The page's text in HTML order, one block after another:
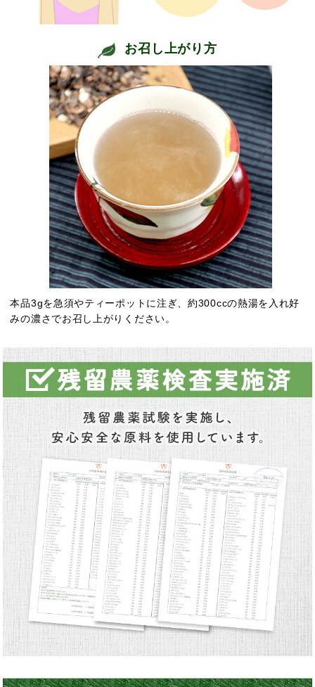
お召し上がり方
本品3gを急須やティーポットに注ぎ、約300ccの熱湯を入れ好
みの濃さでお召し上がりください。